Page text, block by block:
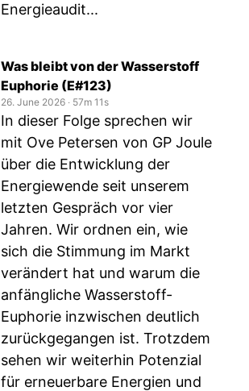
Energieaudit...
Was bleibt von der Wasserstoff
Euphorie (E#123)
26. June 2026 ‧ 57m 11s
In dieser Folge sprechen wir
mit Ove Petersen von GP Joule
über die Entwicklung der
Energiewende seit unserem
letzten Gespräch vor vier
Jahren. Wir ordnen ein, wie
sich die Stimmung im Markt
verändert hat und warum die
anfängliche Wasserstoff-
Euphorie inzwischen deutlich
zurückgegangen ist. Trotzdem
sehen wir weiterhin Potenzial
für erneuerbare Energien und